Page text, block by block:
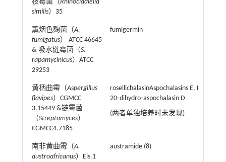
枝霉菌（Rhinocladiella
similis）35
薰烟色麴菌（A.
fumigatus） ATCC 46645
& 吸水链霉菌（S.
rapamycinicus）ATCC
29253
fumigermin
黄柄曲霉（Aspergillus
flavipes）CGMCC
3.15449 &链霉菌
（Streptomyces）
CGMCC4.7185
rosellichalasinAspochalasins E, P, H, M19,
20⁃dihydro⁃aspochalasin D
(两者单独培养时未发现)
南非黄曲霉（A.
austroafricanus）Eis.1
austramide (8)